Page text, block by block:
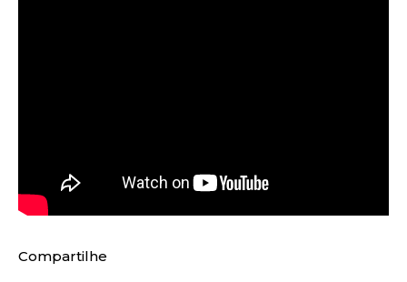
Compartilhe